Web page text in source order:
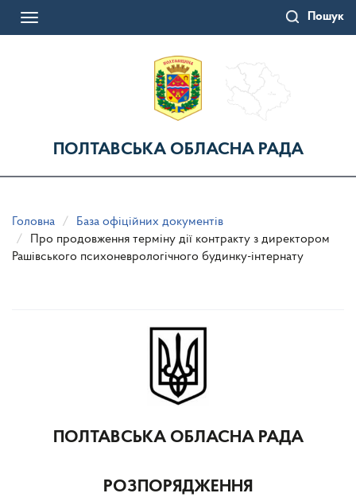
Пошук
Toggle
ПОЛТАВСЬКА ОБЛАСНА РАДА
Головна
База офіційних документів
Про продовження терміну дії контракту з директором
Рашівського психоневрологічного будинку-інтернату
ПОЛТАВСЬКА ОБЛАСНА РАДА
РОЗПОРЯДЖЕННЯ